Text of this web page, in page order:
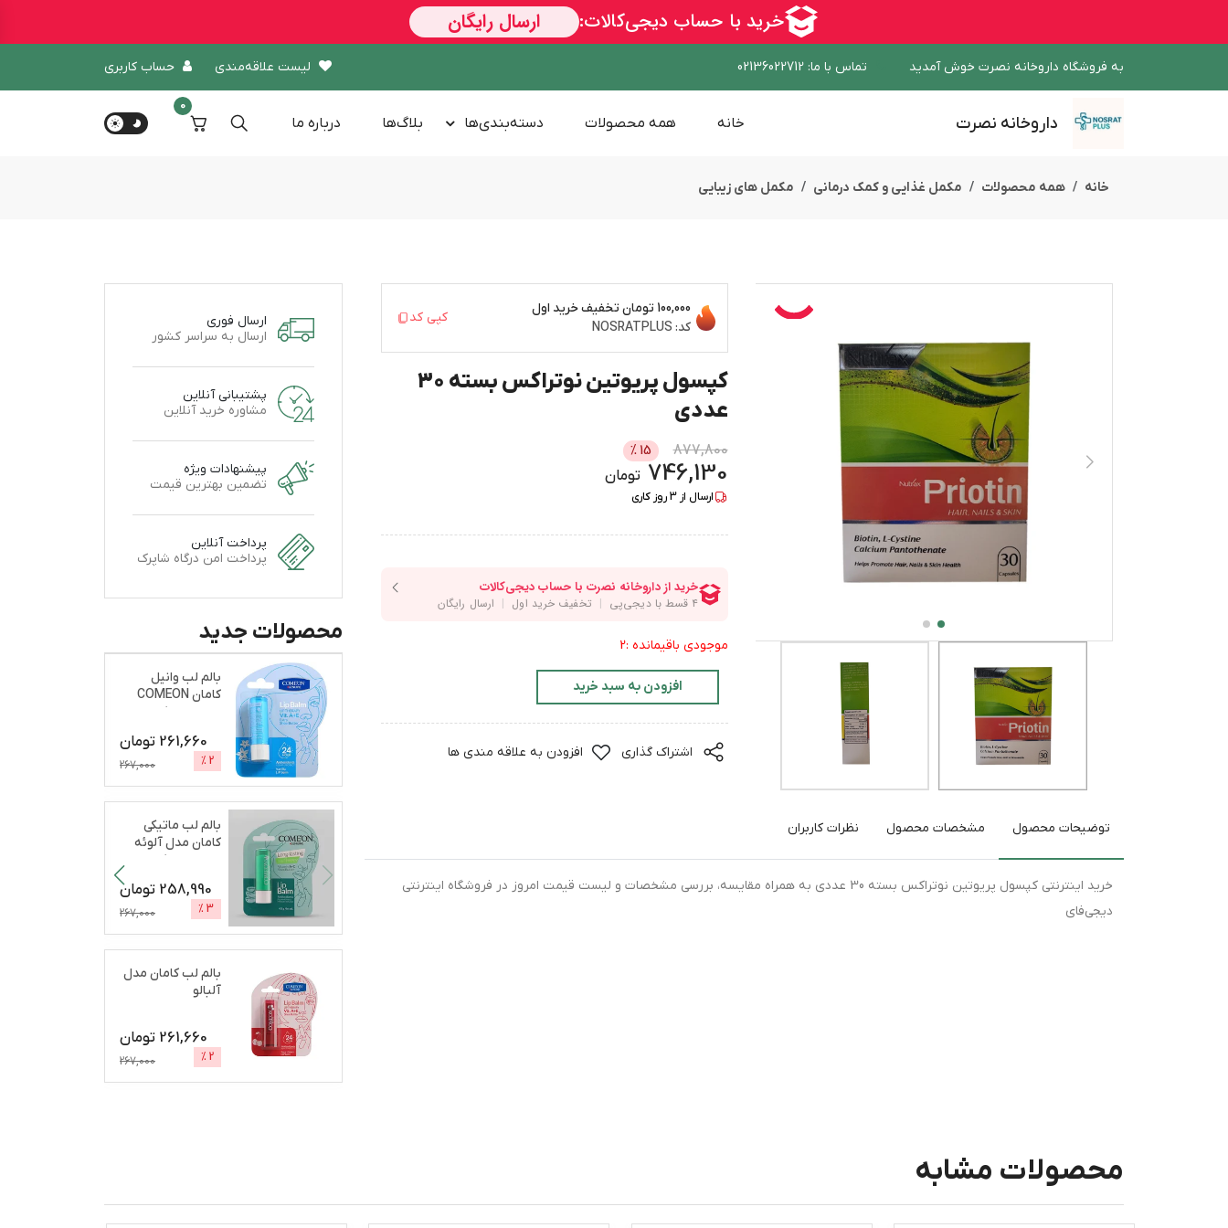
به فروشگاه داروخانه نصرت خوش آمدید تماس با ما:
02136022712 لیست علاقه‌مندی حساب کاربری
داروخانه نصرت خانه همه محصولات دسته‌بندی‌ها بلاگ‌ها درباره‌ ما
0
خانه همه محصولات مکمل غذایی و کمک درمانی مکمل های زیبایی
100,000 تومان
تخفیف خرید اول
کد: NOSRATPLUS
کپی کد
کپسول پریوتین نوتراکس بسته 30
عددی
877,800
15
%
746,130 تومان
ارسال از 3روز کاری
موجودی باقیمانده :2
افزودن به سبد خرید
اشتراک گذاری افزودن به علاقه مندی ها
توضیحات محصول مشخصات محصول نظرات کاربران
خرید اینترنتی کپسول پریوتین نوتراکس بسته 30 عددی به همراه مقایسه، بررسی مشخصات و لیست قیمت امروز در فروشگاه اینترنتی
دیجی‌فای
ارسال فوری
ارسال به سراسر کشور
پشتیبانی آنلاین
مشاوره خرید آنلاین
پیشنهادات ویژه
تضمین بهترین قیمت
پرداخت آنلاین
پرداخت امن درگاه شاپرک
محصولات جدید
بالم لب وانیل
کامان COMEON
نرم و براق کننده
261,660 تومان
2
%
267,000
بالم لب ماتیکی
کامان مدل آلوئه
ورا مرطوب‌کننده،
258,990 تومان
3
%
267,000
بالم لب کامان مدل
آلبالو
261,660 تومان
2
%
267,000
محصولات مشابه